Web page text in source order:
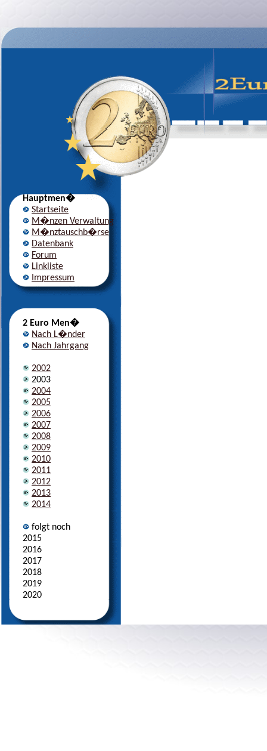
Hauptmen�
Startseite
M�nzen Verwaltung
M�nztauschb�rse
Datenbank
Forum
Linkliste
Impressum
2 Euro Men�
Nach L�nder
Nach Jahrgang
2002
2003
2004
2005
2006
2007
2008
2009
2010
2011
2012
2013
2014
folgt noch
2015
2016
2017
2018
2019
2020